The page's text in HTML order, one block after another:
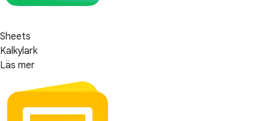
Sheets
Kalkylark
Läs mer